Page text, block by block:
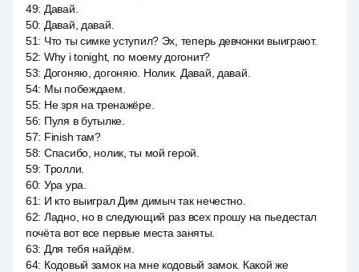
49: Давай.
50: Давай, давай.
51: Что ты симке уступил? Эх, теперь девчонки выиграют.
52: Why i tonight, по моему догонит?
53: Догоняю, догоняю. Нолик. Давай, давай.
54: Мы побеждаем.
55: Не зря на тренажёре.
56: Пуля в бутылке.
57: Finish там?
58: Спасибо, нолик, ты мой герой.
59: Тролли.
60: Ура ура.
61: И кто выиграл Дим димыч так нечестно.
62: Ладно, но в следующий раз всех прошу на пьедестал
почёта вот все первые места заняты.
63: Для тебя найдём.
64: Кодовый замок на мне кодовый замок. Какой же